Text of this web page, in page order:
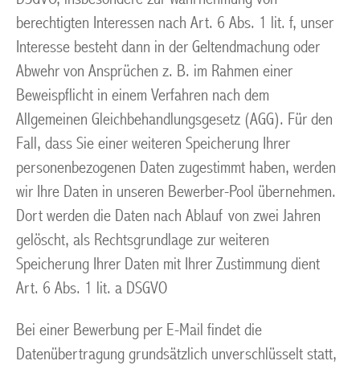
berechtigten Interessen nach Art. 6 Abs. 1 lit. f, unser
Interesse besteht dann in der Geltendmachung oder
Abwehr von Ansprüchen z. B. im Rahmen einer
Beweispflicht in einem Verfahren nach dem
Allgemeinen Gleichbehandlungsgesetz (AGG). Für den
Fall, dass Sie einer weiteren Speicherung Ihrer
personenbezogenen Daten zugestimmt haben, werden
wir Ihre Daten in unseren Bewerber-Pool übernehmen.
Dort werden die Daten nach Ablauf von zwei Jahren
gelöscht, als Rechtsgrundlage zur weiteren
Speicherung Ihrer Daten mit Ihrer Zustimmung dient
Art. 6 Abs. 1 lit. a DSGVO
Bei einer Bewerbung per E-Mail findet die
Datenübertragung grundsätzlich unverschlüsselt statt,